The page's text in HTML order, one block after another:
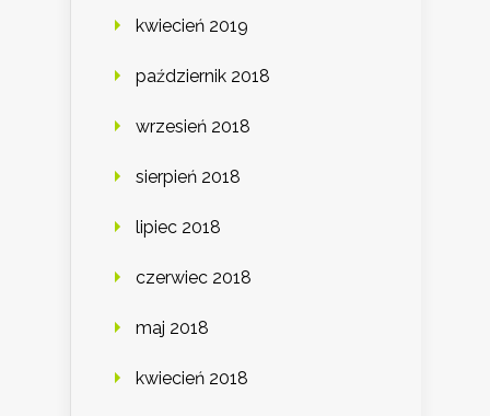
kwiecień 2019
październik 2018
wrzesień 2018
sierpień 2018
lipiec 2018
czerwiec 2018
maj 2018
kwiecień 2018